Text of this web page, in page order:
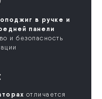
в ручке и
панели
и безопасность
отличается